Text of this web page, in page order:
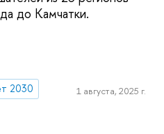
до Камчатки.
2030 1 августа, 2025 г.